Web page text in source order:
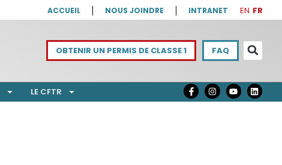
ACCUEIL NOUS JOINDRE INTRANET EN FR
OBTENIR UN PERMIS DE CLASSE 1 FAQ
LE CFTR